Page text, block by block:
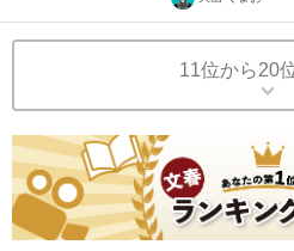
11位から20